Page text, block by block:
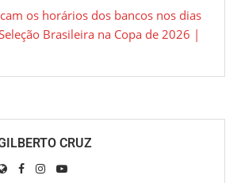
os horários dos bancos nos dias
Brasileira na Copa de 2026 |
CRUZ